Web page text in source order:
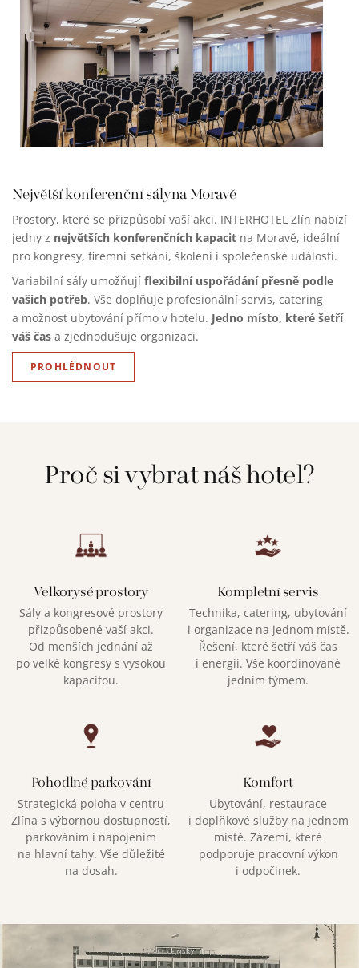
Největší konferenční sályna Moravě
Prostory, které se přizpůsobí vaší akci. INTERHOTEL Zlín nabízí
jedny z největších konferenčních kapacit na Moravě, ideální
pro kongresy, firemní setkání, školení i společenské události.
Variabilní sály umožňují flexibilní uspořádání přesně podle
vašich potřeb. Vše doplňuje profesionální servis, catering
a možnost ubytování přímo v hotelu. Jedno místo, které šetří
váš čas a zjednodušuje organizaci.
PROHLÉDNOUT
Proč si vybrat náš hotel?
Velkorysé prostory
Sály a kongresové prostory
přizpůsobené vaší akci.
Od menších jednání až
po velké kongresy s vysokou
kapacitou.
Kompletní servis
Technika, catering, ubytování
i organizace na jednom místě.
Řešení, které šetří váš čas
i energii. Vše koordinované
jedním týmem.
Pohodlné parkování
Strategická poloha v centru
Zlína s výbornou dostupností,
parkováním i napojením
na hlavní tahy. Vše důležité
na dosah.
Komfort
Ubytování, restaurace
i doplňkové služby na jednom
místě. Zázemí, které
podporuje pracovní výkon
i odpočinek.